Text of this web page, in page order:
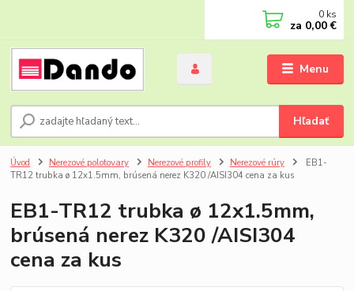
Menu
Hľadať
0 ks
za 0,00 €
Úvod Nerezové polotovary Nerezové profily Nerezové rúry
EB1-
TR12 trubka ø 12x1.5mm, brúsená nerez K320 /AISI304 cena za kus
EB1-TR12 trubka ø 12x1.5mm,
brúsená nerez K320 /AISI304
cena za kus